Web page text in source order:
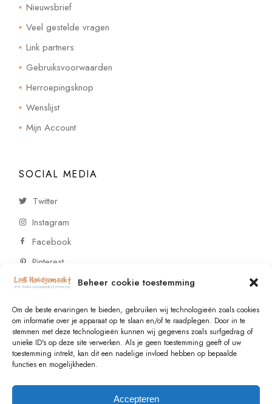
Beheer cookie toestemming
Om de beste ervaringen te bieden, gebruiken wij technologieën zoals cookies
om informatie over je apparaat op te slaan en/of te raadplegen. Door in te
stemmen met deze technologieën kunnen wij gegevens zoals surfgedrag of
unieke ID's op deze site verwerken. Als je geen toestemming geeft of uw
toestemming intrekt, kan dit een nadelige invloed hebben op bepaalde
functies en mogelijkheden.
Accepteren
Nieuwsbrief
Veel gestelde vragen
Link partners
Gebruiksvoorwaarden
Herroepingsknop
Wenslijst
Mijn Account
SOCIAL MEDIA
Twitter
Instagram
Facebook
Pinterest
CONTACT
Vragen of wensen? Neem contact op!
+31 (0)6 229 021 29